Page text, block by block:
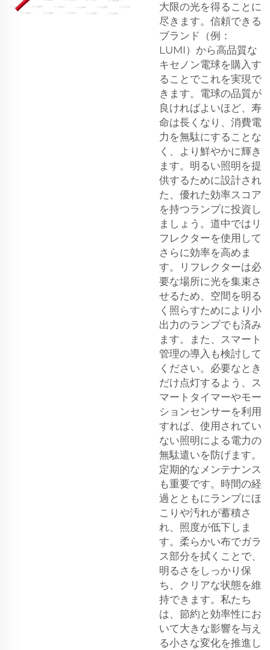
大限の光を得ることに
尽きます。信頼できる
ブランド（例：
LUMI）から高品質な
キセノン電球を購入す
ることでこれを実現で
きます。電球の品質が
良ければよいほど、寿
命は長くなり、消費電
力を無駄にすることな
く、より鮮やかに輝き
ます。明るい照明を提
供するために設計され
た、優れた効率スコア
を持つランプに投資し
ましょう。道中ではリ
フレクターを使用して
さらに効率を高めま
す。リフレクターは必
要な場所に光を集束さ
せるため、空間を明る
く照らすためにより小
出力のランプでも済み
ます。また、スマート
管理の導入も検討して
ください。必要なとき
だけ点灯するよう、ス
マートタイマーやモー
ションセンサーを利用
すれば、使用されてい
ない照明による電力の
無駄遣いを防げます。
定期的なメンテナンス
も重要です。時間の経
過とともにランプにほ
こりや汚れが蓄積さ
れ、照度が低下しま
す。柔らかい布でガラ
ス部分を拭くことで、
明るさをしっかり保
ち、クリアな状態を維
持できます。私たち
は、節約と効率性にお
いて大きな影響を与え
る小さな変化を推進し